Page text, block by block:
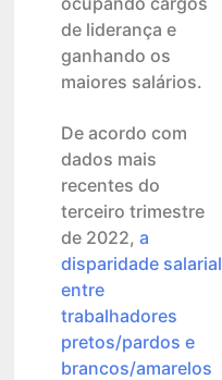
de liderança e
ganhando os
maiores salários.
De acordo com
dados mais
recentes do
terceiro trimestre
de 2022, a
disparidade salarial
entre
trabalhadores
pretos/pardos e
brancos/amarelos